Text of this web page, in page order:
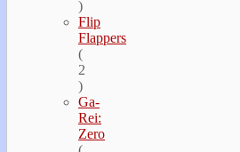
)
Flip
Flappers
(
2
)
Ga-
Rei:
Zero